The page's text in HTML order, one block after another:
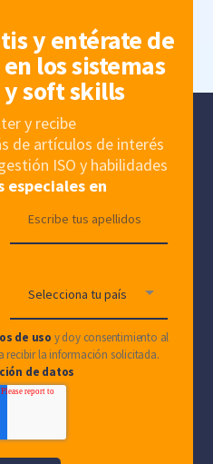
y entérate de
los sistemas
y soft skills
y recibe
de artículos de interés
ISO y habilidades
especiales en
de uso y doy consentimiento al
recibir la información solicitada.
de datos